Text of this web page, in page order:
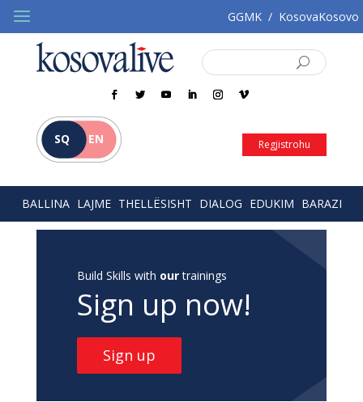
GGMK / KosovaKosovo
SQ EN Regjistrohu
BALLINA LAJME THELLËSISHT DIALOG EDUKIM BARAZI
Build Skills with ourtrainings
Sign up now!
Sign up